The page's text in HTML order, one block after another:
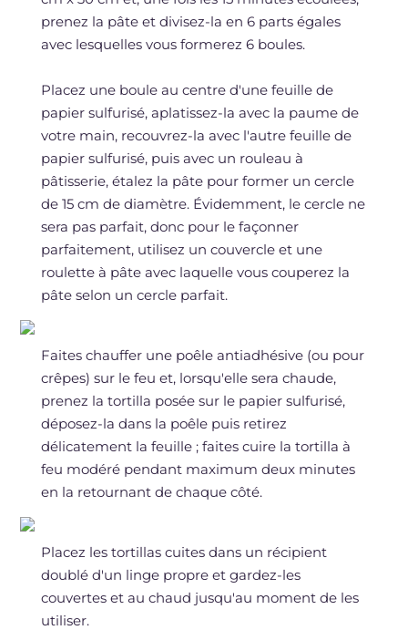
prenez la pâte et divisez-la en 6 parts égales
avec lesquelles vous formerez 6 boules.
Placez une boule au centre d'une feuille de
papier sulfurisé, aplatissez-la avec la paume de
votre main, recouvrez-la avec l'autre feuille de
papier sulfurisé, puis avec un rouleau à
pâtisserie, étalez la pâte pour former un cercle
de 15 cm de diamètre. Évidemment, le cercle ne
sera pas parfait, donc pour le façonner
parfaitement, utilisez un couvercle et une
roulette à pâte avec laquelle vous couperez la
pâte selon un cercle parfait.
Faites chauffer une poêle antiadhésive (ou pour
crêpes) sur le feu et, lorsqu'elle sera chaude,
prenez la tortilla posée sur le papier sulfurisé,
déposez-la dans la poêle puis retirez
délicatement la feuille ; faites cuire la tortilla à
feu modéré pendant maximum deux minutes
en la retournant de chaque côté.
Placez les tortillas cuites dans un récipient
doublé d'un linge propre et gardez-les
couvertes et au chaud jusqu'au moment de les
utiliser.